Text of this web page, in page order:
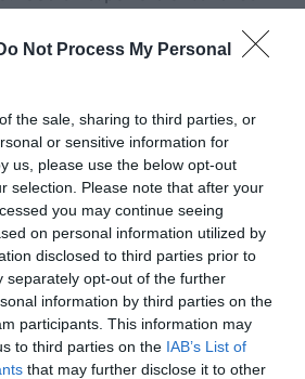
Not Process My Personal
the sale, sharing to third parties, or
or sensitive information for
us, please use the below opt-out
selection. Please note that after your
you may continue seeing
on personal information utilized by
disclosed to third parties prior to
separately opt-out of the further
information by third parties on the
participants. This information may
to third parties on the IAB’s List of
that may further disclose it to other
cantidad a sus hermanas.
Tributos es la deducibilidad, por
de los intereses generados
por el padre junto a la
parece que la respuesta
Y en este caso, el sentido común
planteamiento, apelando a su
Es evidente que el hijo
por la donación de la oficina de
duda, desgravar los
en su cuenta de pérdidas y